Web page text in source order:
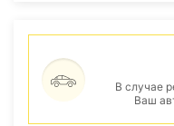
В случае
Ваш